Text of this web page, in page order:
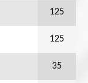
125
125
35